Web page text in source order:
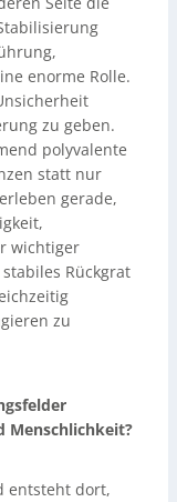
enorme Rolle.
zu geben.
polyvalente
statt nur
gerade,
wichtiger
Rückgrat
zu
Menschlichkeit?
entsteht dort,